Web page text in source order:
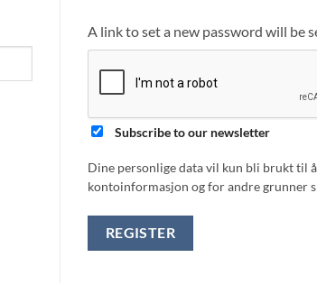
A link to set a new password will be
Subscribe to our newsletter
Dine personlige data vil kun bli brukt til
kontoinformasjon og for andre grunner
REGISTER